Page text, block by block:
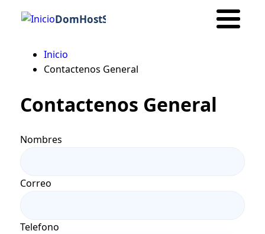
DomHostSeo
Ruta
navegación
Inicio
Contactenos General
Contactenos General
Nombres
Correo
Telefono